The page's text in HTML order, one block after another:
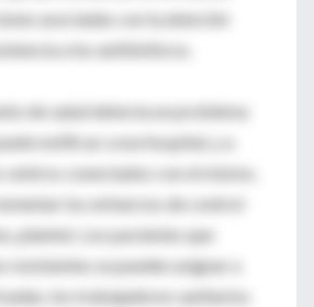
asociadas con la atención
a los antibióticos.
de salud detecta un problema
notificar a ese hospital, y a
centros conectados con el mismo,
los esfuerzos de control
planteó. Los pacientes que
resistentes se pueden asignar a
los trabajadores sanitarios